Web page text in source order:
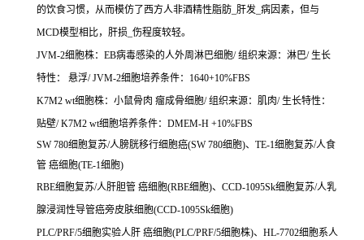
的饮食习惯，从而模仿了西方人非酒精性脂肪_肝发_病因素，但与
MCD模型相比，肝损_伤程度较轻。
JVM-2细胞株：EB病毒感染的人外周淋巴细胞/ 组织来源：淋巴/ 生长
特性： 悬浮/ JVM-2细胞培养条件：1640+10%FBS
K7M2 wt细胞株：小鼠骨肉 瘤成骨细胞/ 组织来源：肌肉/ 生长特性：
贴壁/ K7M2 wt细胞培养条件：DMEM-H +10%FBS
SW 780细胞复苏/人膀胱移行细胞癌(SW 780细胞)、TE-1细胞复苏/人食
管 癌细胞(TE-1细胞)
RBE细胞复苏/人肝胆管 癌细胞(RBE细胞)、CCD-1095Sk细胞复苏/人乳
腺浸润性导管癌旁皮肤细胞(CCD-1095Sk细胞)
PLC/PRF/5细胞实验人肝 癌细胞(PLC/PRF/5细胞株)、HL-7702细胞系人